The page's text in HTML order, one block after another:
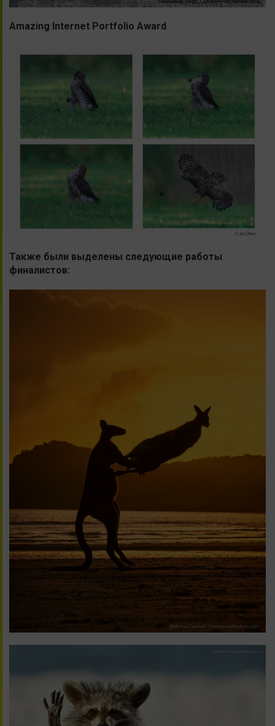
Amazing Internet Portfolio Award
Также были выделены следующие работы
финалистов: